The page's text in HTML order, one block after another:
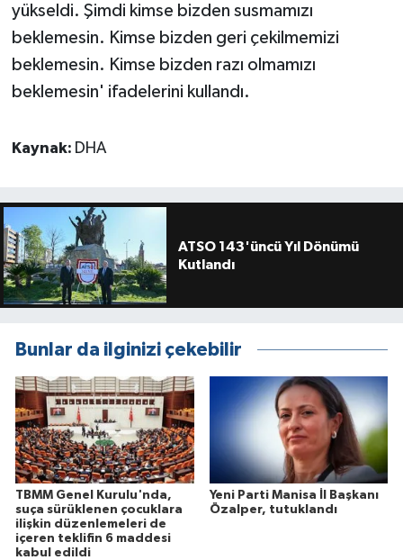
yükseldi. Şimdi kimse bizden susmamızı
beklemesin. Kimse bizden geri çekilmemizi
beklemesin. Kimse bizden razı olmamızı
beklemesin' ifadelerini kullandı.
Kaynak: DHA
ATSO 143'üncü Yıl Dönümü
Kutlandı
Bunlar da ilginizi çekebilir
TBMM Genel Kurulu'nda,
suça sürüklenen çocuklara
ilişkin düzenlemeleri de
içeren teklifin 6 maddesi
kabul edildi
Yeni Parti Manisa İl Başkanı
Özalper, tutuklandı